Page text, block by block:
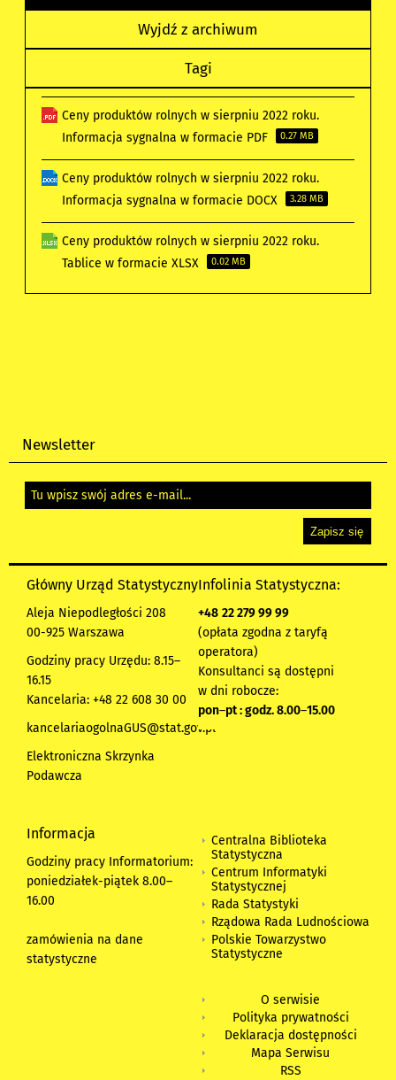
Wyjdź z archiwum
Tagi
Ceny produktów rolnych w sierpniu 2022 roku.
Informacja sygnalna w formacie PDF
0.27 MB
Ceny produktów rolnych w sierpniu 2022 roku.
Informacja sygnalna w formacie DOCX
3.28 MB
Ceny produktów rolnych w sierpniu 2022 roku.
Tablice w formacie XLSX
0.02 MB
Newsletter
Główny Urząd Statystyczny
Aleja Niepodległości 208
00-925 Warszawa
Godziny pracy Urzędu: 8.15–
16.15
Kancelaria: +48 22 608 30 00
kancelariaogolnaGUS@stat.gov.pl
Elektroniczna Skrzynka
Podawcza
Infolinia Statystyczna:
+48 22 279 99 99
(opłata zgodna z taryfą
operatora)
Konsultanci są dostępni
w dni robocze:
pon–pt : godz. 8.00–15.00
Informacja
Godziny pracy Informatorium:
poniedziałek-piątek 8.00–
16.00
zamówienia na dane
statystyczne
Centralna Biblioteka
Statystyczna
Centrum Informatyki
Statystycznej
Rada Statystyki
Rządowa Rada Ludnościowa
Polskie Towarzystwo
Statystyczne
O serwisie
Polityka prywatności
Deklaracja dostępności
Mapa Serwisu
RSS